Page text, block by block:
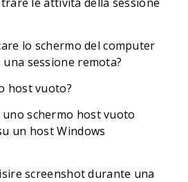
lo schermo del computer
sessione remota?
host vuoto?
schermo host vuoto
un host Windows
screenshot durante una